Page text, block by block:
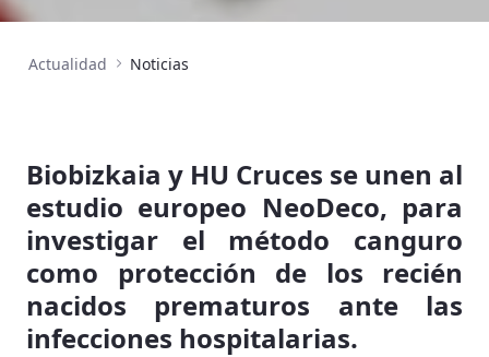
Actualidad Noticias
Biobizkaia y HU Cruces se unen al
estudio europeo NeoDeco, para
investigar el método canguro
como protección de los recién
nacidos prematuros ante las
infecciones hospitalarias.